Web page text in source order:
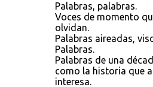
Palabras, palabras.
Voces de momento
olvidan.
Palabras aireadas,
Palabras.
Palabras de una
como la historia que
interesa.